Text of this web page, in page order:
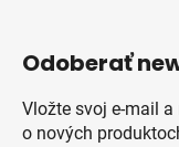
Odoberať
Vložte svoj e-mail
o nových